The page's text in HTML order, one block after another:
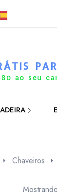
ao seu
Chaveiros